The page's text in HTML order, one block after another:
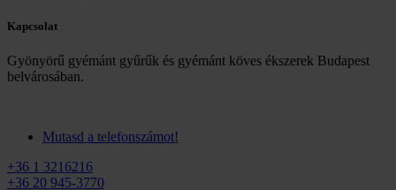
Kapcsolat
Gyönyörű gyémánt gyűrűk és gyémánt köves ékszerek Budapest
belvárosában.
Mutasd a telefonszámot!
+36 1 3216216
+36 20 945-3770